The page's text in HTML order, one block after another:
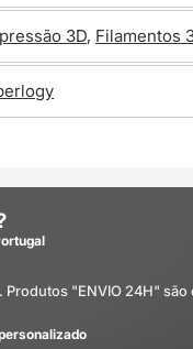
3D, Filamentos
Produtos "ENVIO 24H"